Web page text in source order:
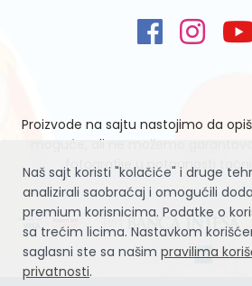
Naš sajt koristi "kolačiće" i druge
analizirali saobraćaj i omogućili
premium korisnicima. Podatke o
sa trećim licima. Nastavkom
saglasni ste sa našim pravilima
privatnosti.
Proizvode na sajtu nastojimo da
moguće, ali ne možemo
fotografije u potpunosti tačni